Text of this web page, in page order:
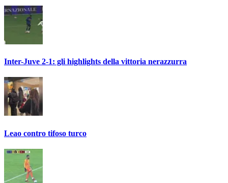
Inter-Juve 2-1: gli highlights della vittoria nerazzurra
Leao contro tifoso turco